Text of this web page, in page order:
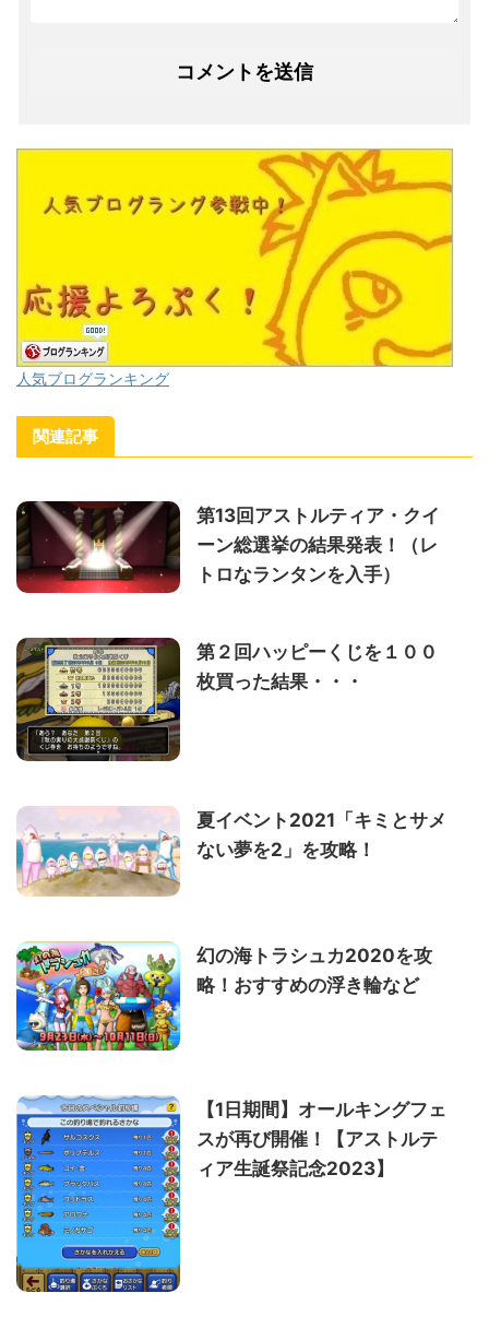
人気ブログランキング
関連記事
第13回アストルティア・クイ
ーン総選挙の結果発表！（レ
トロなランタンを入手）
第２回ハッピーくじを１００
枚買った結果・・・
夏イベント2021「キミとサメ
ない夢を2」を攻略！
幻の海トラシュカ2020を攻
略！おすすめの浮き輪など
【1日期間】オールキングフェ
スが再び開催！【アストルテ
ィア生誕祭記念2023】